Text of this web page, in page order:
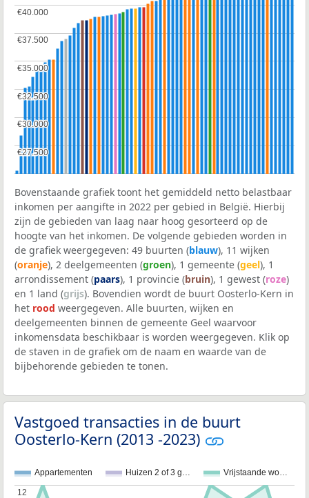
€27.500
€27.500
€30.000
€30.000
€32.500
€32.500
€35.000
€35.000
€37.500
€37.500
€40.000
€40.000
Bovenstaande grafiek toont het gemiddeld netto belastbaar
inkomen per aangifte in 2022 per gebied in België. Hierbij
zijn de gebieden van laag naar hoog gesorteerd op de
hoogte van het inkomen. De volgende gebieden worden in
de grafiek weergegeven: 49 buurten (blauw), 11 wijken
(oranje), 2 deelgemeenten (groen), 1 gemeente (geel), 1
arrondissement (paars), 1 provincie (bruin), 1 gewest (roze)
en 1 land (grijs). Bovendien wordt de buurt Oosterlo-Kern in
het rood weergegeven. Alle buurten, wijken en
deelgemeenten binnen de gemeente Geel waarvoor
inkomensdata beschikbaar is worden weergegeven. Klik op
de staven in de grafiek om de naam en waarde van de
bijbehorende gebieden te tonen.
Vastgoed transacties in de buurt
Oosterlo-Kern (2013 -2023)
Appartementen Huizen 2 of 3 g… Vrijstaande wo…
12
12